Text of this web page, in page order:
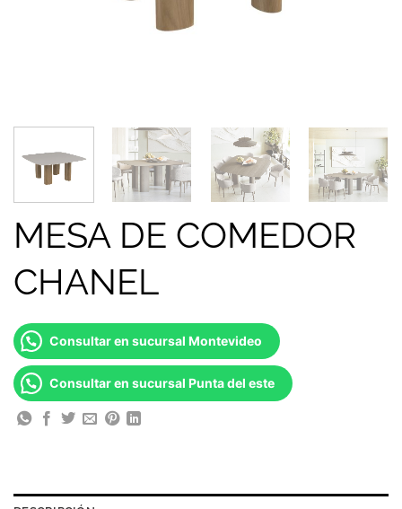
MESA DE COMEDOR
CHANEL
Consultar en sucursal Montevideo
Consultar en sucursal Punta del este